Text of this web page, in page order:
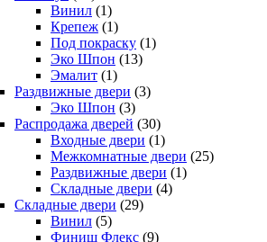
Винил (1)
Крепеж (1)
Под покраску (1)
Эко Шпон (13)
Эмалит (1)
Раздвижные двери (3)
Эко Шпон (3)
Распродажа дверей (30)
Входные двери (1)
Межкомнатные двери (25)
Раздвижные двери (1)
Складные двери (4)
Складные двери (29)
Винил (5)
Финиш Флекс (9)